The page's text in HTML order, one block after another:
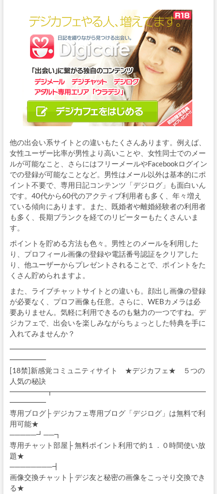
他の出会い系サイトとの違いもたくさんあります。例えば、
女性ユーザー比率が男性より高いことや、女性同士でのメー
ルが可能なこと、さらにはフリーメールやFacebookログイン
での登録が可能なことなど。男性はメール以外は基本的にポ
イント不要で、専用日記コンテンツ「デジログ」も面白いん
です。40代から60代のアクティブ利用者も多く、年々増え
ている傾向にあります。また、既婚者や離婚経験者の利用者
も多く、長期ブランクを経てのリピーターもたくさんいま
す。
ポイントを貯める方法も色々。男性とのメールを利用した
り、プロフィール画像の登録や電話番号認証をクリアした
り、他ユーザーからプレゼントされることで、ポイントをた
くさん貯められますよ。
また、ライブチャットサイトとの違いも。顔出し画像の登録
が必要なく、プロフ画像も任意。さらに、WEBカメラは必
要ありません。気軽に利用できるのも魅力の一つですね。デ
ジカフェで、出会いを楽しみながらちょっとした特典を手に
入れてみませんか？
━━━━━━━━━━━━━━━━━━━━━━━━━━━
━━━━━
[18禁]新感覚コミュニティサイト ★デジカフェ★ ５つの
人気の秘訣
━━━━━┳━━━━━━━━━━━━━━━━━━━━━
━━━━━
専用ブログ├ デジカフェ専用ブログ「デジログ」は無料で利
用可能★
─────┛──┓
専用チャット部屋├ 無料ポイント利用で約１．０時間使い放
題★
────────┫
画像交換チャット├ デジ友と秘密の画像をこっそり交換でき
る★